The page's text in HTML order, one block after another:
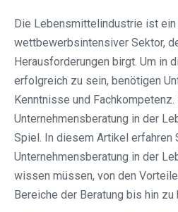
Die Lebensmittelindustrie ist ein
wettbewerbsintensiver Sektor,
Herausforderungen birgt. Um in
erfolgreich zu sein, benötigen
Kenntnisse und
Unternehmensberatung in der
Spiel. In diesem Artikel erfahren
Unternehmensberatung in der
wissen müssen, von den
Bereiche der Beratung bis hin